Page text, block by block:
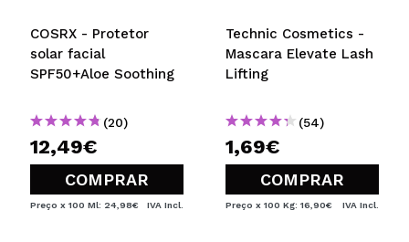
COSRX - Protetor
solar facial
SPF50+Aloe Soothing
(20)
12,49€
COMPRAR
Preço x 100 Ml: 24,98€ IVA Incl.
Technic Cosmetics -
Mascara Elevate Lash
Lifting
(54)
1,69€
COMPRAR
Preço x 100 Kg: 16,90€ IVA Incl.